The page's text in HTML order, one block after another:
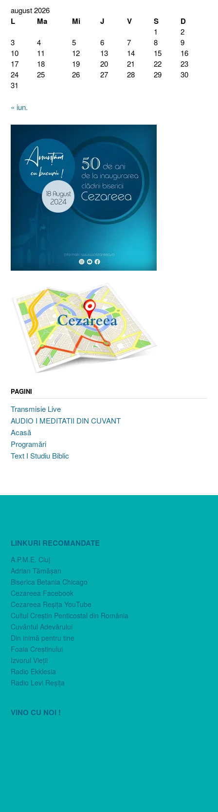
august 2026
L Ma Mi J V S D
1
2
3
4 5 6 7 8
9
10
11 12 13 14 15
16
17
18 19 20 21 22
23
24
25 26 27 28 29
30
31
« iun.
PAGINI
Transmisie Live
AUDIO I MEDITATII DIN CUVANT
Acasă
Programări
Text I Studiu Biblic
LINKURI RECOMANDATE
A.P.M.E. Cluj
Adrian Tămăşan
Biserica Betania Chicago
Cezareea Facebook
Cezareea Reşiţa YouTube
Cultul Creştin Penticostal din România
Cuvântul Adevărului
Din inimă pentru tine
Foaia Creştinului
Izvorul Vieţii
Radio Ekklesia
Radio Levi Reşiţa
VINO CU NOI !